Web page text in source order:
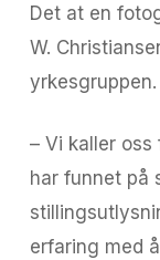
Det at en
W.
yrkesgruppen.
– Vi kaller
har funnet på
erfaring med